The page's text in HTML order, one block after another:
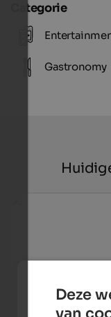
Categorie
Gastronomy
Deze